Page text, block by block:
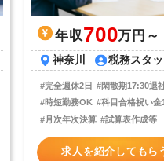
年収700万円～
神奈川 税務スタ
#完全週休2日
#閑散期17:30退
#時短勤務OK #科目合格祝い金
#月次年次決算 #試算表作成等
求人を紹介してもら